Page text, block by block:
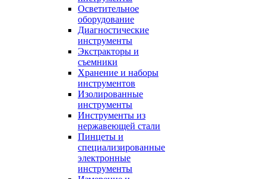
Осветительное
оборудование
Диагностические
инструменты
Экстракторы и
съемники
Хранение и наборы
инструментов
Изолированные
инструменты
Инструменты из
нержавеющей стали
Пинцеты и
специализированные
электронные
инструменты